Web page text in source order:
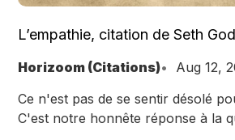
L’empathie, citation de Seth
Horizoom (Citations)
Aug 12,
Ce n'est pas de se sentir désolé
C'est notre honnête réponse à la